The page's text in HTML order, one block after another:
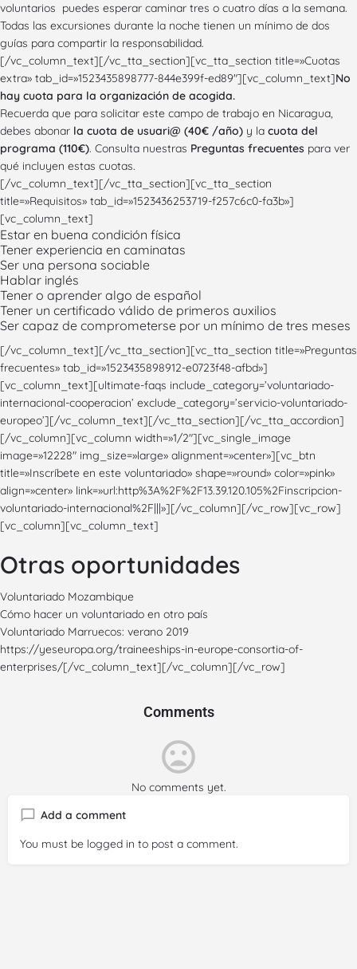
voluntarios puedes esperar caminar tres o cuatro días a la semana.
Todas las excursiones durante la noche tienen un mínimo de dos
guías para compartir la responsabilidad.
[/vc_column_text][/vc_tta_section][vc_tta_section title=»Cuotas
extra» tab_id=»1523435898777-844e399f-ed89″][vc_column_text]No
hay cuota para la organización de acogida.
Recuerda que para solicitar este campo de trabajo en Nicaragua,
debes abonar la cuota de usuari@ (40€ /año) y la cuota del
programa (110€). Consulta nuestras Preguntas frecuentes para ver
qué incluyen estas cuotas.
[/vc_column_text][/vc_tta_section][vc_tta_section
title=»Requisitos» tab_id=»1523436253719-f257c6c0-fa3b»]
[vc_column_text]
Estar en buena condición física
Tener experiencia en caminatas
Ser una persona sociable
Hablar inglés
Tener o aprender algo de español
Tener un certificado válido de primeros auxilios
Ser capaz de comprometerse por un mínimo de tres meses
[/vc_column_text][/vc_tta_section][vc_tta_section title=»Preguntas
frecuentes» tab_id=»1523435898912-e0723f48-afbd»]
[vc_column_text][ultimate-faqs include_category=’voluntariado-
internacional-cooperacion’ exclude_category=’servicio-voluntariado-
europeo’][/vc_column_text][/vc_tta_section][/vc_tta_accordion]
[/vc_column][vc_column width=»1/2″][vc_single_image
image=»12228″ img_size=»large» alignment=»center»][vc_btn
title=»Inscríbete en este voluntariado» shape=»round» color=»pink»
align=»center» link=»url:http%3A%2F%2F13.39.120.105%2Finscripcion-
voluntariado-internacional%2F|||»][/vc_column][/vc_row][vc_row]
[vc_column][vc_column_text]
Otras oportunidades
Voluntariado Mozambique
Cómo hacer un voluntariado en otro país
Voluntariado Marruecos: verano 2019
https://yeseuropa.org/traineeships-in-europe-consortia-of-
enterprises/[/vc_column_text][/vc_column][/vc_row]
Comments
No comments yet.
Add a comment
You must be logged in to post a comment.